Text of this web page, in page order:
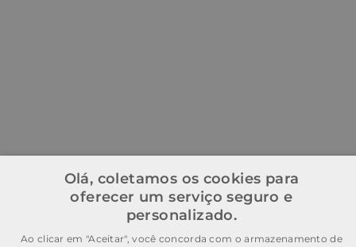
Olá, coletamos os cookies para
oferecer um serviço seguro e
personalizado.
Ao clicar em "Aceitar", você concorda com o armazenamento de